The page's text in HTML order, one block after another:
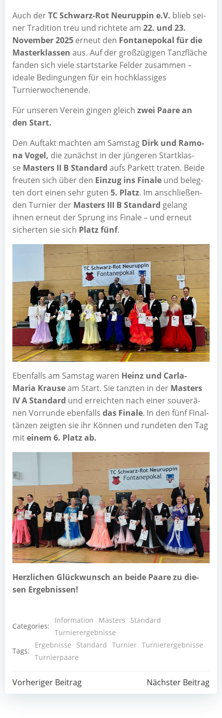
Auch derTC Schwarz-Rot Neu­rup­pin e.V. blieb sei­
ner Tra­di­ti­on treu und rich­te­te am 22. und 23.
Novem­ber 2025 erneut den Fon­ta­ne­po­kal für die
Mas­ter­klas­sen aus. Auf der groß­zü­gi­gen Tanz­flä­che
fan­den sich vie­le start­star­ke Fel­der zusam­men –
idea­le Bedin­gun­gen für ein hoch­klas­si­ges
Turnierwochenende.
Für unse­ren Ver­ein gin­gen gleich zwei Paa­re an
den Start.
Den Auf­takt mach­ten am Sams­tag Dirk und Ramo­
na Vogel, die zunächst in der jün­ge­ren Start­klas­
se Mas­ters II B Stan­dard aufs Par­kett tra­ten. Bei­de
freu­ten sich über den Ein­zug ins Fina­le und beleg­
ten dort einen sehr guten 5. Platz. Im anschlie­ßen­
den Tur­nier der Mas­ters III B Stan­dard gelang
ihnen erneut der Sprung ins Fina­le – und erneut
sicher­ten sie sich Platz fünf.
Eben­falls am Sams­tag waren Heinz und Car­la-
Maria Krau­seam Start. Sie tanz­ten in der Mas­ters
IV A Stan­dard und erreich­ten nach einer sou­ve­rä­
nen Vor­run­de eben­falls das Fina­le. In den fünf Final­
tän­zen zeig­ten sie ihr Kön­nen und run­de­ten den Tag
miteinem 6. Platz ab.
Herz­li­chen Glück­wunsch an bei­de Paa­re zu die­
sen Ergebnissen!
Categories:
Information Masters
Standard
Turnierergebnisse
Tags:
Ergebnisse Standard Turnier Turnierergebnisse
Turnierpaare
Post
Vorheriger Beitrag
PostNächster Beitrag